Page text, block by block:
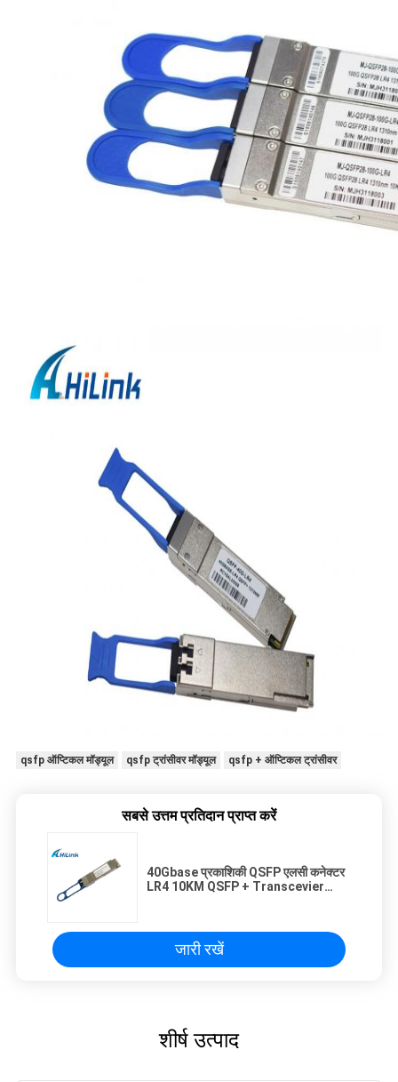
qsfp ऑप्टिकल मॉड्यूल qsfp ट्रांसीवर मॉड्यूल qsfp + ऑप्टिकल ट्रांसीवर
सबसे उत्तम प्रतिदान प्राप्त करें
40Gbase प्रकाशिकी QSFP एलसी कनेक्टर
LR4 10KM QSFP + Transcevier
जारी रखें
शीर्ष उत्पाद